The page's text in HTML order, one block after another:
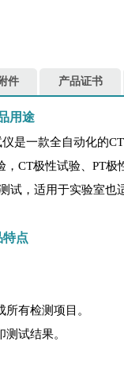
件 产品证书
用途
是一款全自动化的
，CT极性试验、PT
试，适用于实验室也
点
有检测项目。
试结果。